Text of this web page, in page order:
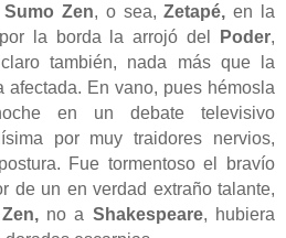
Sumo Zen, o sea,Zetapé, en la
la borda la arrojó del
Poder,
también, nada más que la
afectada. En vano, pues hémosla
en un debate televisivo
por muy traidores nervios,
Fue tormentoso el bravío
de un en verdad extraño talante,
Zen,no a Shakespeare, hubiera